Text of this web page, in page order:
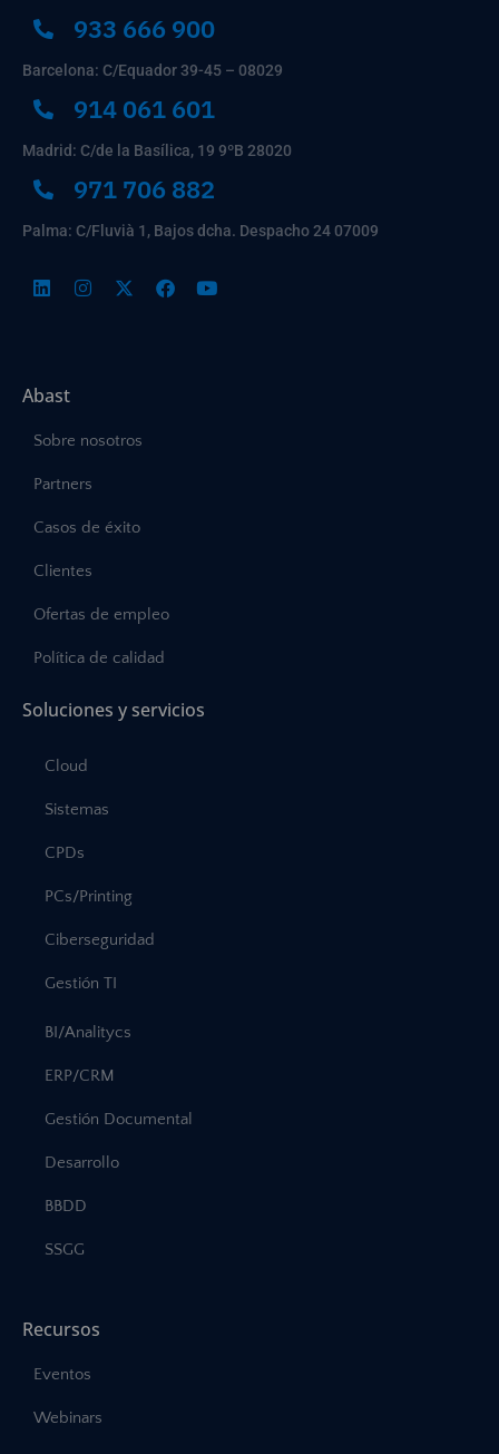
933 666 900
Barcelona: C/Equador 39-45 – 08029
914 061 601
Madrid: C/de la Basílica, 19 9ºB 28020
971 706 882
Palma: C/Fluvià 1, Bajos dcha. Despacho 24 07009
Abast
Sobre nosotros
Partners
Casos de éxito
Clientes
Ofertas de empleo
Política de calidad
Soluciones y servicios
Cloud
Sistemas
CPDs
PCs/Printing
Ciberseguridad
Gestión TI
BI/Analitycs
ERP/CRM
Gestión Documental
Desarrollo
BBDD
SSGG
Recursos
Eventos
Webinars